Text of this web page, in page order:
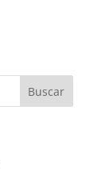
Buscar